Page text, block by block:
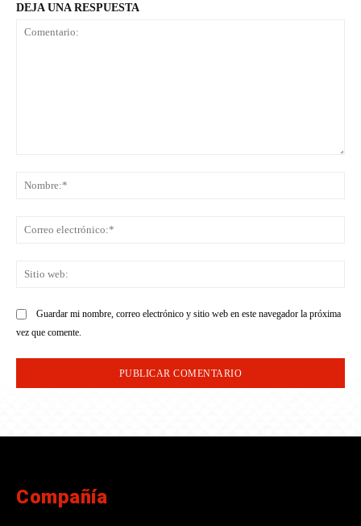
DEJA UNA RESPUESTA
Guardar mi nombre, correo electrónico y sitio web en este navegador la próxima
vez que comente.
Compañía